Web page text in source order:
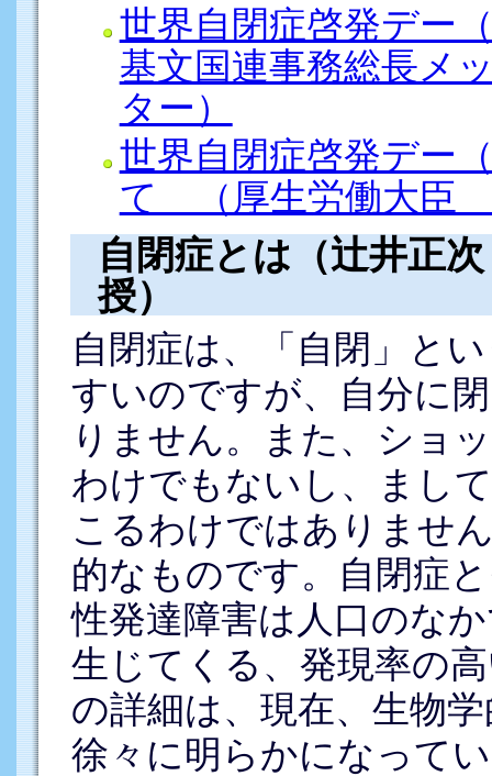
世界自閉症啓発デー
基文国連事務総長メ
ター）
世界自閉症啓発デー
て （厚生労働大臣
自閉症とは（辻井正
授）
自閉症は、「自閉」と
すいのですが、自分に
りません。また、ショ
わけでもないし、まし
こるわけではありませ
的なものです。自閉症
性発達障害は人口のな
生じてくる、発現率の
の詳細は、現在、生物
徐々に明らかになって